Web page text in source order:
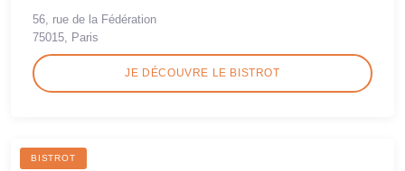
56, rue de la Fédération
75015, Paris
JE DÉCOUVRE LE BISTROT
BISTROT